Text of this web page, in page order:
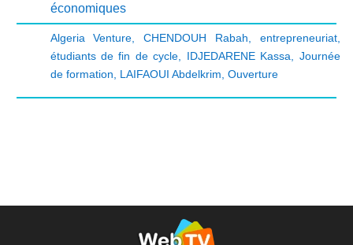
économiques
Algeria Venture CHENDOUH Rabah entrepreneuriat,
étudiants de fin de cycle
IDJEDARENE Kassa
Journée
de formation
LAIFAOUI Abdelkrim Ouverture